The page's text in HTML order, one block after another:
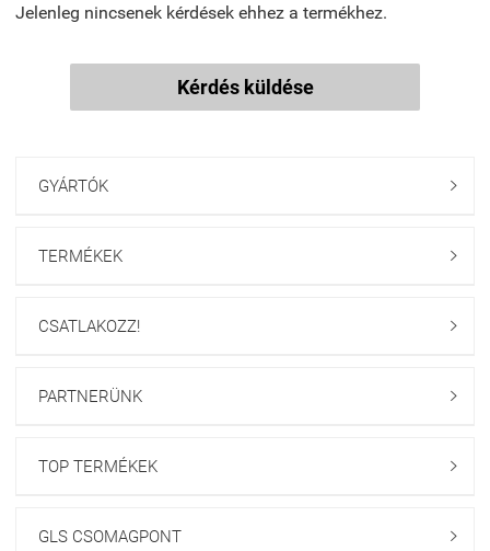
Jelenleg nincsenek kérdések ehhez a termékhez.
Kérdés küldése
GYÁRTÓK 
TERMÉKEK 
CSATLAKOZZ! 
PARTNERÜNK 
TOP TERMÉKEK 
GLS CSOMAGPONT 